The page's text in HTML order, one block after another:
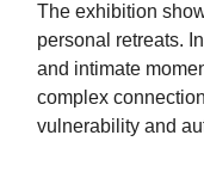
The exhibition
personal retreats.
and intimate
complex
vulnerability and